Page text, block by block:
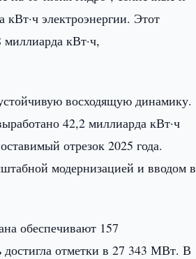
электроэнергии. Этот
кВт·ч,
восходящую динамику.
42,2 миллиарда кВт·ч
отрезок 2025 года.
модернизацией и вводом в
обеспечивают 157
достигла отметки в 27 343 МВт. В